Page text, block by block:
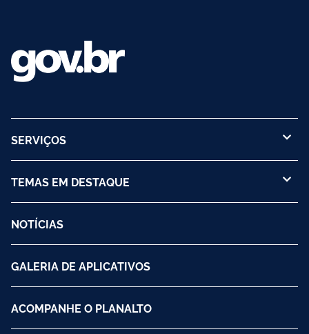
SERVIÇOS
TEMAS EM DESTAQUE
NOTÍCIAS
GALERIA DE APLICATIVOS
ACOMPANHE O PLANALTO